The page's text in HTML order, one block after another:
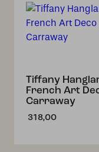
Tiffany
French Art
Carraway
318,00